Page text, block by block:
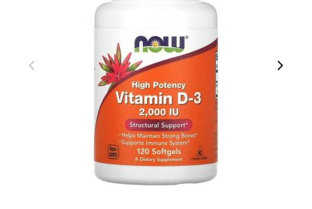
Belangrijkste voordelen van calcium
De bouwsteen voor de aanmaak van botweefsel.
Belangrijk voor de opbouw en het onderhoud van je botten
Ook nodig voor een goede werking van je zenuwen en